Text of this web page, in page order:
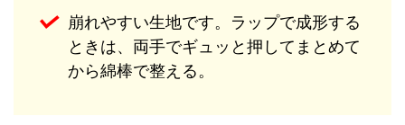
崩れやすい生地です。ラップで成形する
ときは、両手でギュッと押してまとめて
から綿棒で整える。